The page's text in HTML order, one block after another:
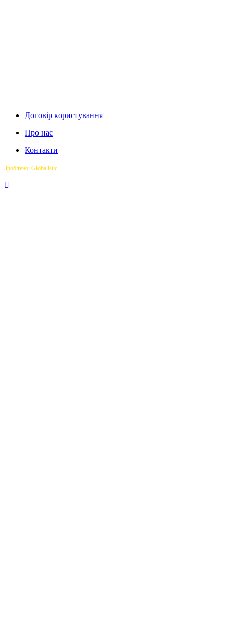
Договір користування
Про нас
Контакти
Зроблено: Globalistic